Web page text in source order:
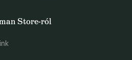
Store-ról